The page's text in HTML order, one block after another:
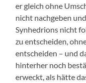
er gleich ohne
nicht nachgeben
Synhedrions nicht
zu entscheiden,
entscheiden – und
hinterher noch
erweckt, als hätte